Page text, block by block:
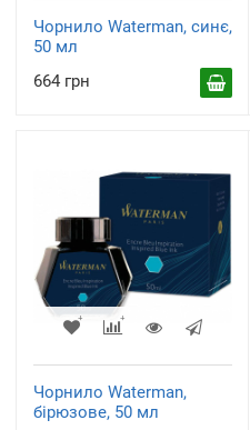
Чорнило Waterman, синє,
50 мл
664 грн
Чорнило Waterman,
бірюзове, 50 мл